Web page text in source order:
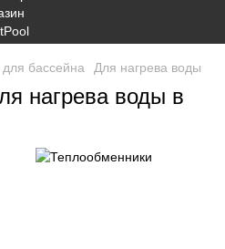
бассейна Для нагрева воды
нагрева воды в